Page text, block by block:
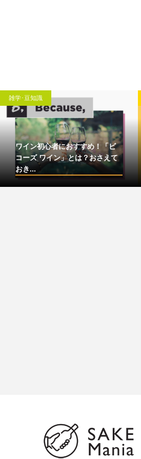
雑学･豆知識
ワイン初心者におすすめ！「ビ
コーズ ワイン」とは？おさえて
おき...